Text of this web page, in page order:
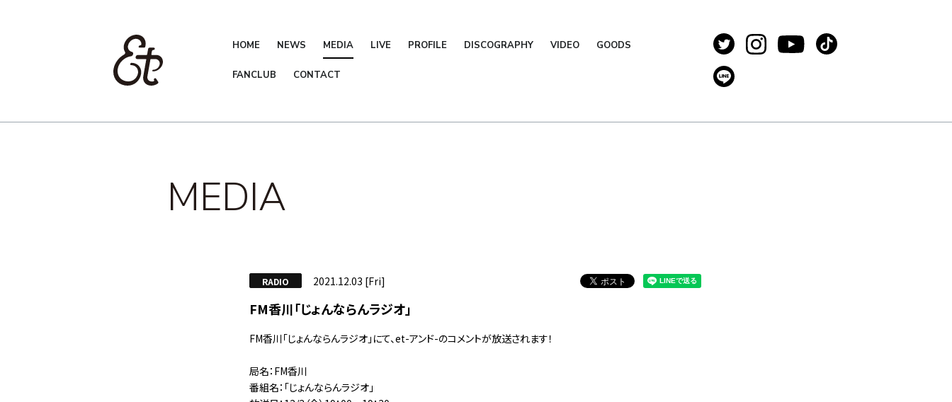
HOME NEWS MEDIA LIVE PROFILE DISCOGRAPHY VIDEO GOODS
FANCLUB CONTACT
MEDIA
2021.12.03 [Fri]
RADIO
FM香川「じょんならんラジオ」
FM香川「じょんならんラジオ」にて、et-アンド-のコメントが放送されます！
局名：FM香川
番組名：「じょんならんラジオ」